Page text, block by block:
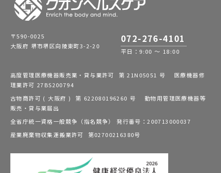
〒590-0025
大阪府 堺市堺区向陵東町3-2-20
072-276-4101
平日：9:00 ～ 18:00
高度管理医療機器販売業・貸与業許可 第 21N05051 号 医療機器修
理業許可 27BS200794
古物商許可 ( 大阪府 ) 第 622080196260 号 動物用管理医療機器等
販売・貸与業届出
全省庁統一資格一般競争（指名競争） 発行番号：200713000037
産業廃棄物収集運搬業許可 第02700216380号